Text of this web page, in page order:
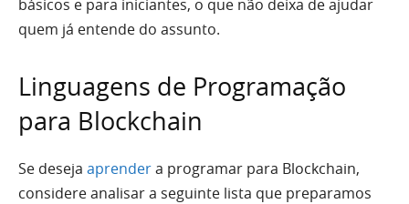
básicos e para iniciantes, o que não deixa de ajudar
quem já entende do assunto.
Linguagens de Programação
para Blockchain
Se deseja aprendera programar para Blockchain,
considere analisar a seguinte lista que preparamos